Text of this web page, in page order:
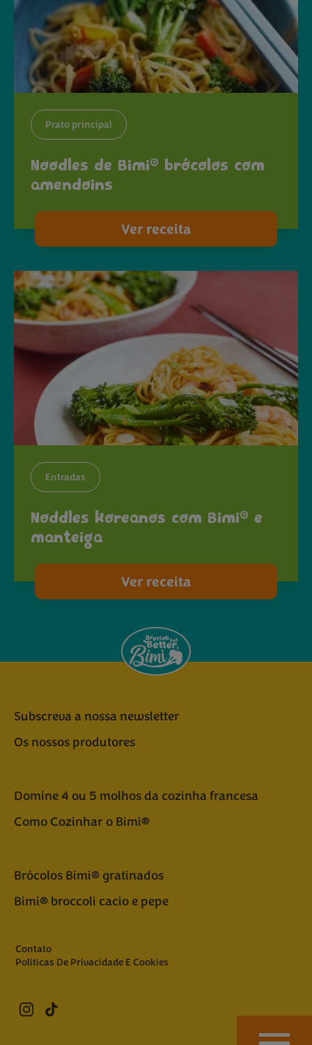
Prato principal
Noodles de Bimi® brócolos com
amendoins
Ver receita
Entradas
Noddles koreanos com Bimi® e
manteiga
Ver receita
Subscreva a nossa newsletter
Os nossos produtores
Domine 4 ou 5 molhos da cozinha francesa
Como Cozinhar o Bimi®
Brócolos Bimi® gratinados
Bimi® broccoli cacio e pepe
Contato
Políticas De Privacidade E Cookies